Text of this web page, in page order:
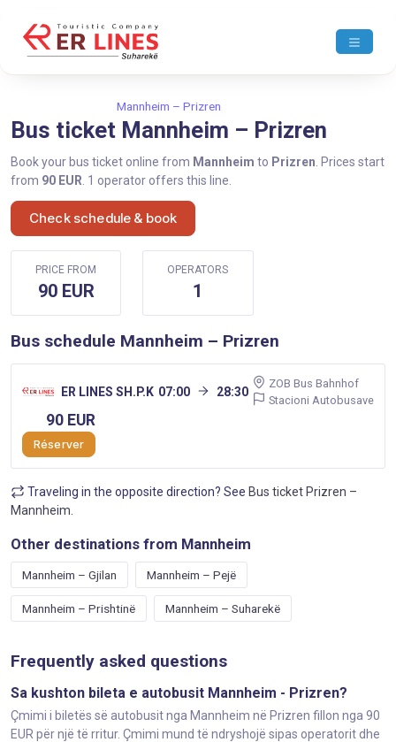
Mannheim – Prizren
Bus ticket Mannheim – Prizren
Book your bus ticket online from Mannheim to Prizren . Prices start
from 90 EUR . 1 operator offers this line.
Check schedule & book
PRICE FROM
90 EUR
OPERATORS
1
Bus schedule Mannheim – Prizren
ER LINES SH.P.K 07:00 28:30
ZOB Bus Bahnhof
Stacioni Autobusave
90 EUR
Réserver
Traveling in the opposite direction? See Bus ticket Prizren –
Mannheim
Other destinations from Mannheim
Mannheim – Gjilan Mannheim – Pejë
Mannheim – Prishtinë Mannheim – Suharekë
Frequently asked questions
Sa kushton bileta e autobusit Mannheim - Prizren?
Çmimi i biletës së autobusit nga Mannheim në Prizren fillon nga 90
EUR për një të rritur. Çmimi mund të ndryshojë sipas operatorit dhe